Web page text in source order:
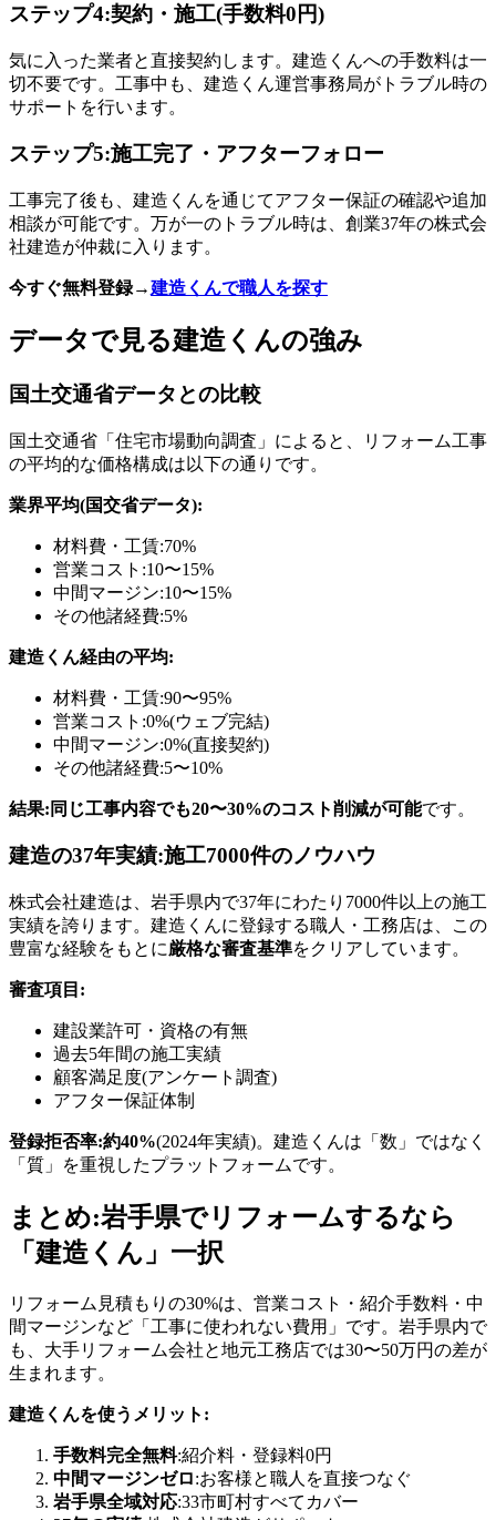
ステップ4:契約・施工(手数料0円)
気に入った業者と直接契約します。建造くんへの手数料は一
切不要です。工事中も、建造くん運営事務局がトラブル時の
サポートを行います。
ステップ5:施工完了・アフターフォロー
工事完了後も、建造くんを通じてアフター保証の確認や追加
相談が可能です。万が一のトラブル時は、創業37年の株式会
社建造が仲裁に入ります。
今すぐ無料登録→建造くんで職人を探す
データで見る建造くんの強み
国土交通省データとの比較
国土交通省「住宅市場動向調査」によると、リフォーム工事
の平均的な価格構成は以下の通りです。
業界平均(国交省データ):
材料費・工賃:70%
営業コスト:10〜15%
中間マージン:10〜15%
その他諸経費:5%
建造くん経由の平均:
材料費・工賃:90〜95%
営業コスト:0%(ウェブ完結)
中間マージン:0%(直接契約)
その他諸経費:5〜10%
結果:同じ工事内容でも20〜30%のコスト削減が可能です。
建造の37年実績:施工7000件のノウハウ
株式会社建造は、岩手県内で37年にわたり7000件以上の施工
実績を誇ります。建造くんに登録する職人・工務店は、この
豊富な経験をもとに厳格な審査基準をクリアしています。
審査項目:
建設業許可・資格の有無
過去5年間の施工実績
顧客満足度(アンケート調査)
アフター保証体制
登録拒否率:約40%(2024年実績)。建造くんは「数」ではなく
「質」を重視したプラットフォームです。
まとめ:岩手県でリフォームするなら
「建造くん」一択
リフォーム見積もりの30%は、営業コスト・紹介手数料・中
間マージンなど「工事に使われない費用」です。岩手県内で
も、大手リフォーム会社と地元工務店では30〜50万円の差が
生まれます。
建造くんを使うメリット:
手数料完全無料:紹介料・登録料0円
中間マージンゼロ:お客様と職人を直接つなぐ
岩手県全域対応:33市町村すべてカバー